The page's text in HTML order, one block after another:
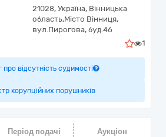
21028, Україна, Вінницька
область,Місто Вінниця,
вул.Пирогова, буд.46
1
про відсутність судимості
корупційних порушників
Період подачі
Аукціон